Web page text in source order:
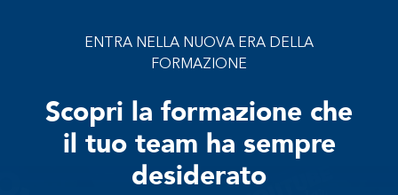
ENTRA NELLA NUOVA ERA DELLA
FORMAZIONE
Scopri la formazione che
il tuo team ha sempre
desiderato